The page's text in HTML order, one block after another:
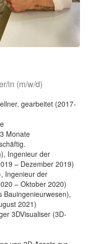
in (m/w/d)
gearbeitet (2017-
Monate
Ingenieur der
– Dezember 2019)
Ingenieur der
– Oktober 2020)
Bauingenieurwesen),
2021)
3DVisualiser (3D-